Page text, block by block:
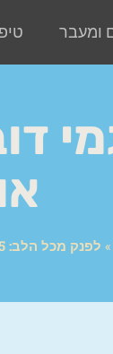
ומעבר
מכל
» לפנק מכל הלב: 5 דגמי דובונים שיראו לה כמה שאתה אוהב